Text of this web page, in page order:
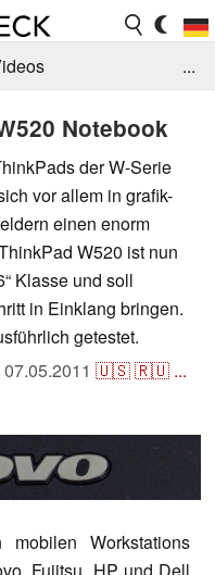
Jobs
...
Notebook
der W-Serie
vor allem in grafik-
einen enorm
W520 ist nun
Klasse und soll
in Einklang bringen.
getestet.
07.05.2011 🇺🇸🇷🇺 ...
Workstations